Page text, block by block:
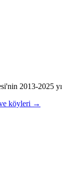
2013-2025
köyleri →